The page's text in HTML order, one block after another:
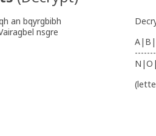
an bqyrgbibh
nsgre